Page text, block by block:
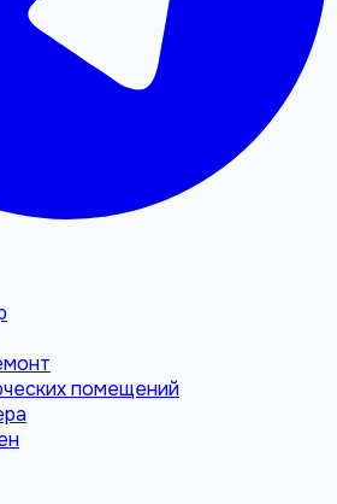
помещений